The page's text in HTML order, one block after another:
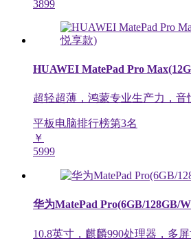
3899
HUAWEI MatePad Pro
超轻超薄，鸿蒙专业生产力，音
平板电脑排行榜第3名
￥
5999
华为MatePad Pro(6GB/128GB/
10.8英寸，麒麟990处理器，多